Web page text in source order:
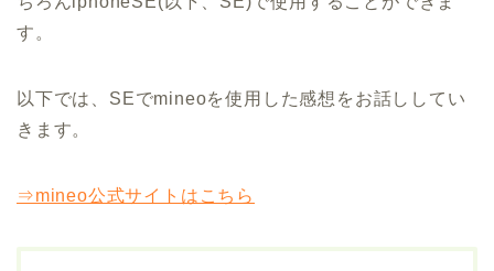
す。
以下では、SEでmineoを使用した感想をお話ししてい
きます。
⇒mineo公式サイトはこちら